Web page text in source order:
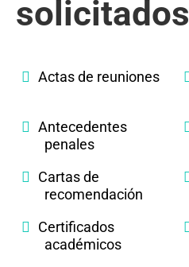
solicitados
Actas de reuniones
Antecedentes
penales
Cartas de
recomendación
Certificados
académicos